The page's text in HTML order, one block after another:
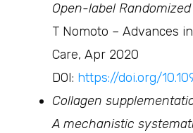
Open-label
T Nomoto – Advances
Care, Apr 2020
DOI: https://doi.org/
Collagen
A mechanistic